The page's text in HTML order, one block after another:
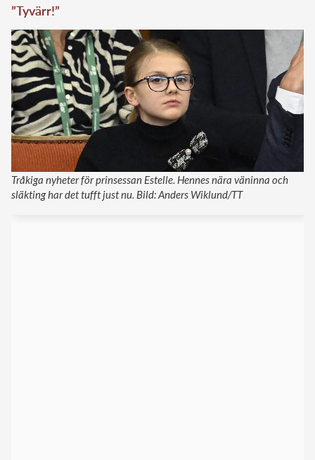
”Tyvärr!”
Tråkiga nyheter för prinsessan Estelle. Hennes nära väninna och
släkting har det tufft just nu. Bild: Anders Wiklund/TT